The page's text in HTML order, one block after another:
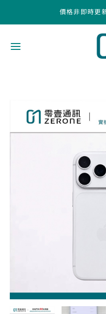
價格非即時更
17
#80656